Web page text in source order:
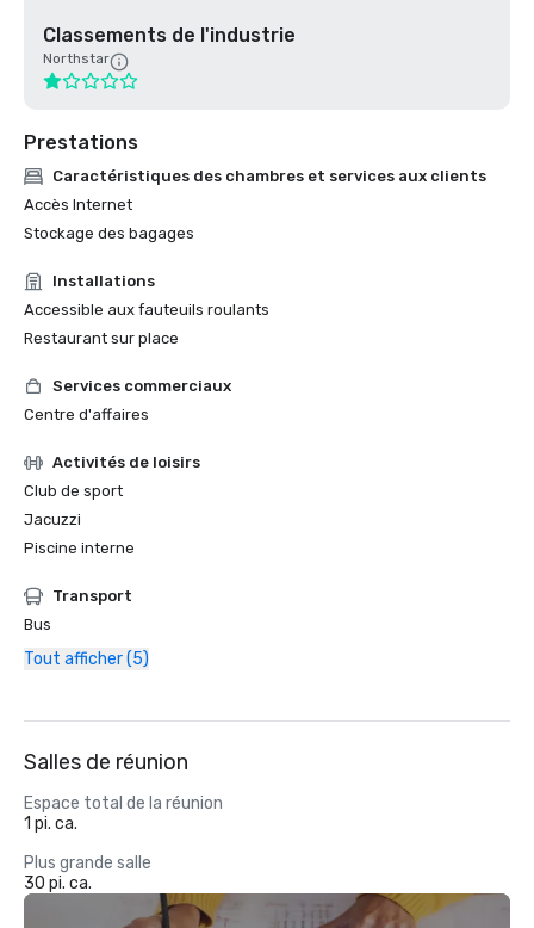
Classements de l'industrie
Northstar
Prestations
Caractéristiques des chambres et services aux clients
Accès Internet
Stockage des bagages
Installations
Accessible aux fauteuils roulants
Restaurant sur place
Services commerciaux
Centre d'affaires
Activités de loisirs
Club de sport
Jacuzzi
Piscine interne
Transport
Bus
Tout afficher (5)
Salles de réunion
Espace total de la réunion
1 pi. ca.
Plus grande salle
30 pi. ca.